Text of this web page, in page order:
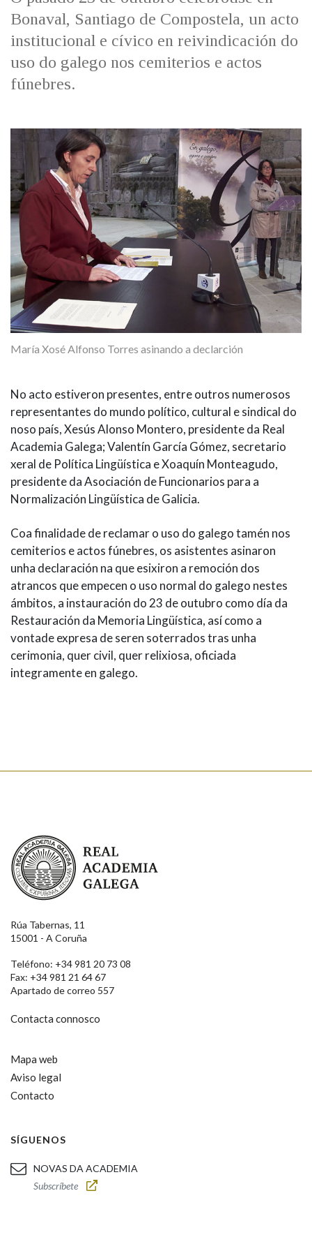
IDENTIDADE CORPORATIVA
MARCIAL DEL ADALID
CASA-MUSEO EMILIA PARDO
BAZÁN
FIGURAS HOMENAXEADAS
HISTORIA
60 ANOS DLG
Facebook
TwitterYoutubeInstagramBluesky
Bonaval, Santiago de Compostela, un acto
institucional e cívico en reivindicación do
uso do galego nos cemiterios e actos
fúnebres.
María Xosé Alfonso Torres asinando a declarción
No acto estiveron presentes, entre outros numerosos
representantes do mundo político, cultural e sindical do
noso país, Xesús Alonso Montero, presidente da Real
Academia Galega; Valentín García Gómez, secretario
xeral de Política Lingüística e Xoaquín Monteagudo,
presidente da Asociación de Funcionarios para a
Normalización Lingüística de Galicia.
Coa finalidade de reclamar o uso do galego tamén nos
cemiterios e actos fúnebres, os asistentes asinaron
unha declaración na que esixiron a remoción dos
atrancos que empecen o uso normal do galego nestes
ámbitos, a instauración do 23 de outubro como día da
Restauración da Memoria Lingüística, así como a
vontade expresa de seren soterrados tras unha
cerimonia, quer civil, quer relixiosa, oficiada
integramente en galego.
Real Academia Galega
Rúa Tabernas, 11
15001 - A Coruña
Teléfono: +34 981 20 73 08
Fax: +34 981 21 64 67
Apartado de correo 557
Contacta connosco
Mapa web
Aviso legal
Contacto
SÍGUENOS
NOVAS DA ACADEMIA
Subscríbete